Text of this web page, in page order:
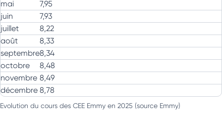
mai
7,95
juin
7,93
juillet
8,22
août
8,33
septembre8,34
octobre
8,48
novembre 8,49
décembre 8,78
Evolution du cours des CEE Emmy en 2025 (source Emmy)